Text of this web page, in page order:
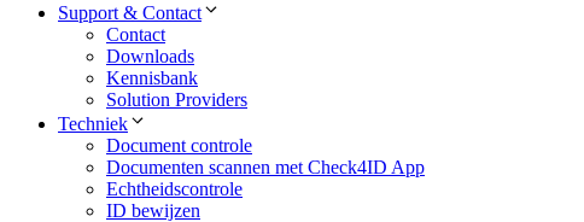
Support & Contact
Contact
Downloads
Kennisbank
Solution Providers
Techniek
Document controle
Documenten scannen met Check4ID App
Echtheidscontrole
ID bewijzen